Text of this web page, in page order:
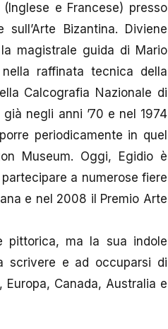
e Francese) presso
Bizantina. Diviene
magistrale guida di Mario
raffinata tecnica della
Calcografia Nazionale di
negli anni ’70 e nel 1974
periodicamente in quel
Museum. Oggi, Egidio è
a numerose fiere
e nel 2008 il Premio Arte
pittorica, ma la sua indole
scrivere e ad occuparsi di
Canada, Australia e